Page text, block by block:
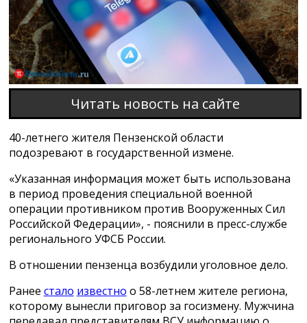
Читать новость на сайте
40-летнего жителя Пензенской области
подозревают в государственной измене.
«Указанная информация может быть использована
в период проведения специальной военной
операции противником против Вооруженных Сил
Российской Федерации», - пояснили в пресс-службе
регионального УФСБ России.
В отношении пензенца возбудили уголовное дело.
Ранее стало известно о 58-летнем жителе региона,
которому вынесли приговор за госизмену. Мужчина